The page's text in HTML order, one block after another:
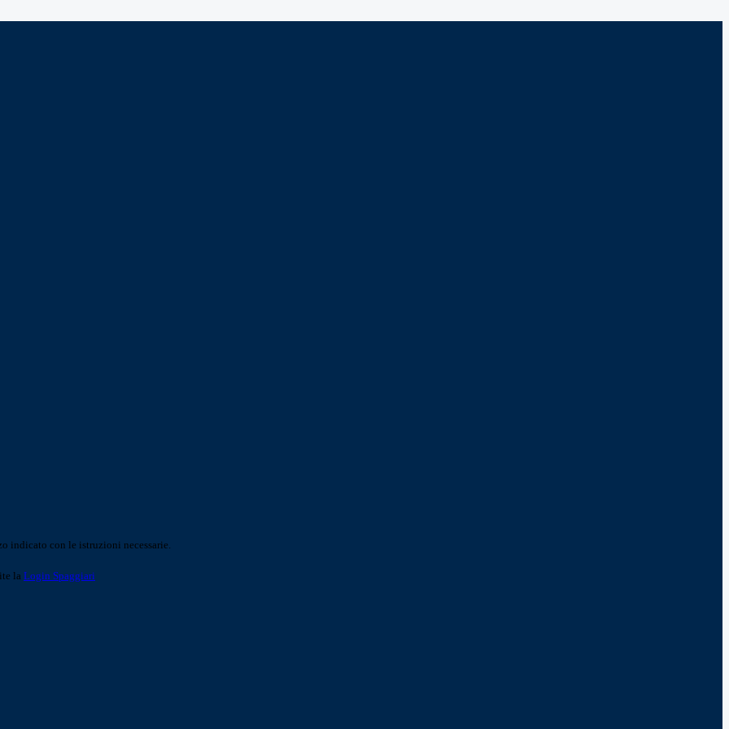
indicato con le istruzioni necessarie.
la Login Spaggiari